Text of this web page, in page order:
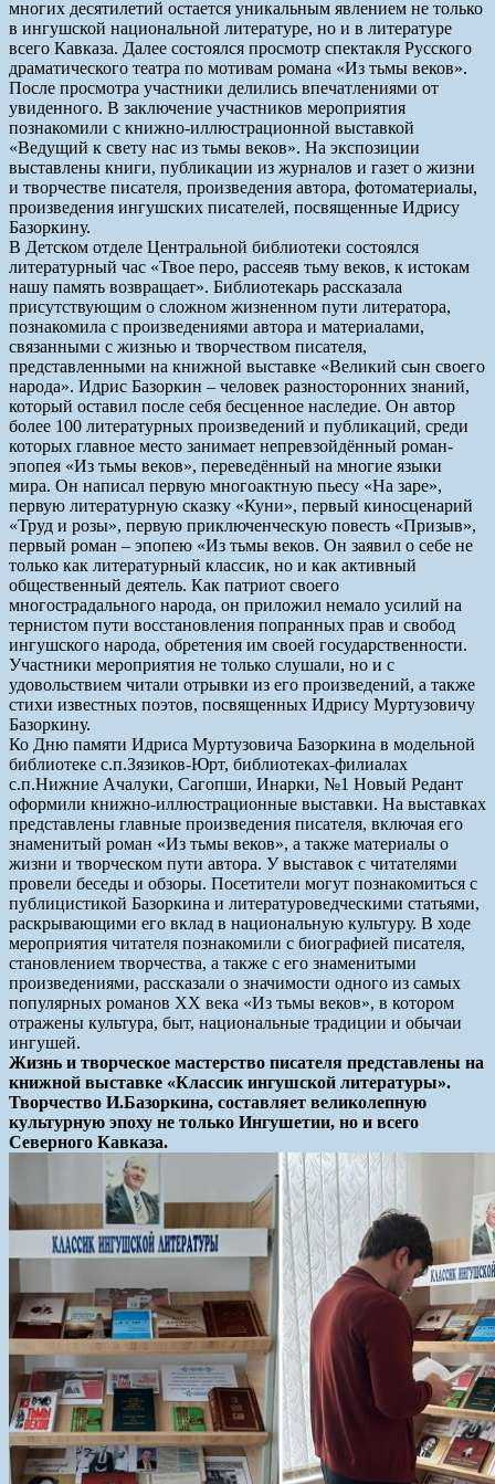
многих десятилетий остается уникальным явлением не только
в ингушской национальной литературе, но и в литературе
всего Кавказа. Далее состоялся просмотр спектакля Русского
драматического театра по мотивам романа «Из тьмы веков».
После просмотра участники делились впечатлениями от
увиденного. В заключение участников мероприятия
познакомили с книжно-иллюстрационной выставкой
«Ведущий к свету нас из тьмы веков». На экспозиции
выставлены книги, публикации из журналов и газет о жизни
и творчестве писателя, произведения автора, фотоматериалы,
произведения ингушских писателей, посвященные Идрису
Базоркину.
В Детском отделе Центральной библиотеки состоялся
литературный час «Твое перо, рассеяв тьму веков, к истокам
нашу память возвращает». Библиотекарь рассказала
присутствующим о сложном жизненном пути литератора,
познакомила с произведениями автора и материалами,
связанными с жизнью и творчеством писателя,
представленными на книжной выставке «Великий сын своего
народа». Идрис Базоркин – человек разносторонних знаний,
который оставил после себя бесценное наследие. Он автор
более 100 литературных произведений и публикаций, среди
которых главное место занимает непревзойдённый роман-
эпопея «Из тьмы веков», переведённый на многие языки
мира. Он написал первую многоактную пьесу «На заре»,
первую литературную сказку «Куни», первый киносценарий
«Труд и розы», первую приключенческую повесть «Призыв»,
первый роман – эпопею «Из тьмы веков. Он заявил о себе не
только как литературный классик, но и как активный
общественный деятель. Как патриот своего
многострадального народа, он приложил немало усилий на
тернистом пути восстановления попранных прав и свобод
ингушского народа, обретения им своей государственности.
Участники мероприятия не только слушали, но и с
удовольствием читали отрывки из его произведений, а также
стихи известных поэтов, посвященных Идрису Муртузовичу
Базоркину.
Ко Дню памяти Идриса Муртузовича Базоркина в модельной
библиотеке с.п.Зязиков-Юрт, библиотеках-филиалах
с.п.Нижние Ачалуки, Сагопши, Инарки, №1 Новый Редант
оформили книжно-иллюстрационные выставки. На выставках
представлены главные произведения писателя, включая его
знаменитый роман «Из тьмы веков», а также материалы о
жизни и творческом пути автора. У выставок с читателями
провели беседы и обзоры. Посетители могут познакомиться с
публицистикой Базоркина и литературоведческими статьями,
раскрывающими его вклад в национальную культуру. В ходе
мероприятия читателя познакомили с биографией писателя,
становлением творчества, а также с его знаменитыми
произведениями, рассказали о значимости одного из самых
популярных романов XX века «Из тьмы веков», в котором
отражены культура, быт, национальные традиции и обычаи
ингушей.
Жизнь и творческое мастерство писателя представлены на
книжной выставке «Классик ингушской литературы».
Творчество И.Базоркина, составляет великолепную
культурную эпоху не только Ингушетии, но и всего
Северного Кавказа.